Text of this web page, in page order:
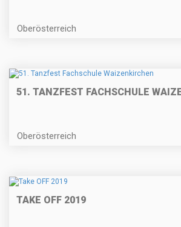
Oberösterreich
51. TANZFEST FACHSCHULE
Oberösterreich
TAKE OFF 2019